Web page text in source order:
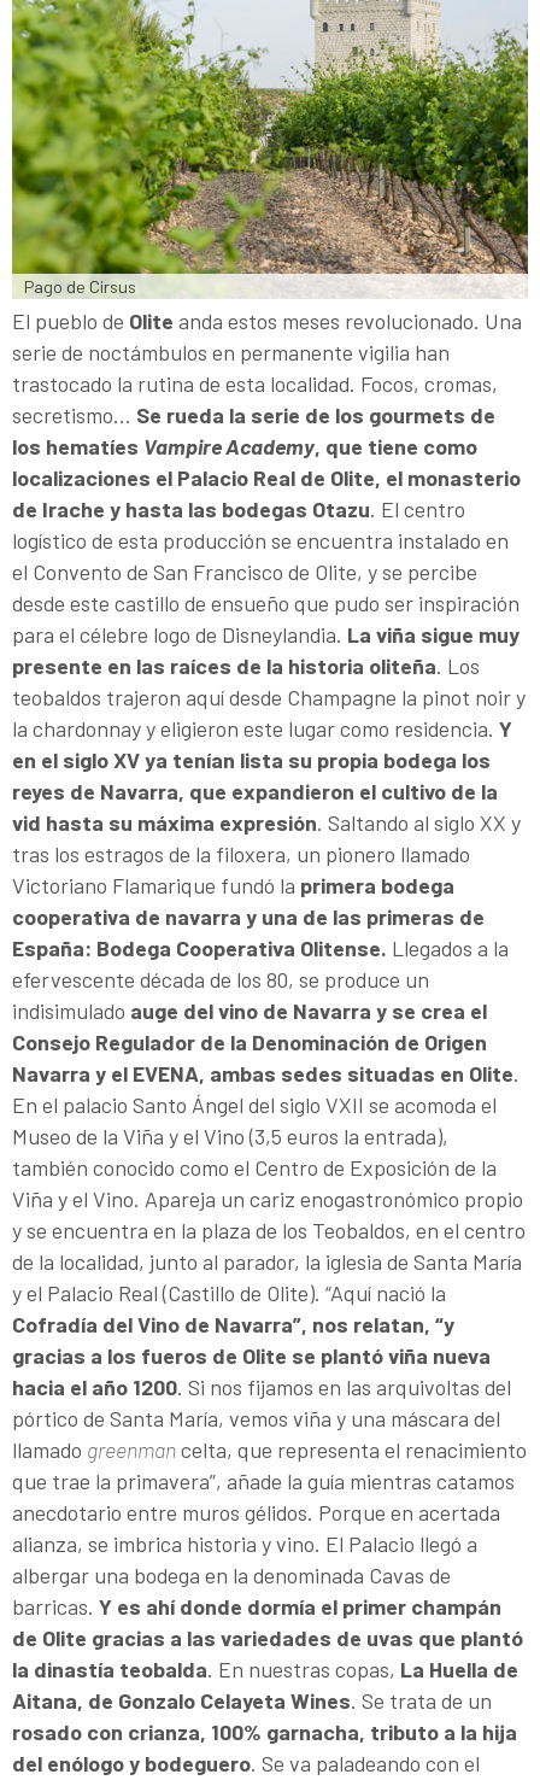
Pago de Cirsus
El pueblo de Olite anda estos meses revolucionado. Una
serie de noctámbulos en permanente vigilia han
trastocado la rutina de esta localidad. Focos, cromas,
secretismo... Se rueda la serie de los gourmets de
los hematíes Vampire Academy, que tiene como
localizaciones el Palacio Real de Olite, el monasterio
de Irache y hasta las bodegas Otazu. El centro
logístico de esta producción se encuentra instalado en
el Convento de San Francisco de Olite, y se percibe
desde este castillo de ensueño que pudo ser inspiración
para el célebre logo de Disneylandia. La viña sigue muy
presente en las raíces de la historia oliteña. Los
teobaldos trajeron aquí desde Champagne la pinot noir y
la chardonnay y eligieron este lugar como residencia. Y
en el siglo XV ya tenían lista su propia bodega los
reyes de Navarra, que expandieron el cultivo de la
vid hasta su máxima expresión. Saltando al siglo XX y
tras los estragos de la filoxera, un pionero llamado
Victoriano Flamarique fundó la primera bodega
cooperativa de navarra y una de las primeras de
España: Bodega Cooperativa Olitense. Llegados a la
efervescente década de los 80, se produce un
indisimulado auge del vino de Navarra y se crea el
Consejo Regulador de la Denominación de Origen
Navarra y el EVENA, ambas sedes situadas en Olite.
En el palacio Santo Ángel del siglo VXII se acomoda el
Museo de la Viña y el Vino (3,5 euros la entrada),
también conocido como el Centro de Exposición de la
Viña y el Vino. Apareja un cariz enogastronómico propio
y se encuentra en la plaza de los Teobaldos, en el centro
de la localidad, junto al parador, la iglesia de Santa María
y el Palacio Real (Castillo de Olite). “Aquí nació la
Cofradía del Vino de Navarra”, nos relatan, “y
gracias a los fueros de Olite se plantó viña nueva
hacia el año 1200. Si nos fijamos en las arquivoltas del
pórtico de Santa María, vemos viña y una máscara del
llamado greenmancelta, que representa el renacimiento
que trae la primavera”, añade la guía mientras catamos
anecdotario entre muros gélidos. Porque en acertada
alianza, se imbrica historia y vino. El Palacio llegó a
albergar una bodega en la denominada Cavas de
barricas. Y es ahí donde dormía el primer champán
de Olite gracias a las variedades de uvas que plantó
la dinastía teobalda. En nuestras copas, La Huella de
Aitana, de Gonzalo Celayeta Wines. Se trata de un
rosado con crianza, 100% garnacha, tributo a la hija
del enólogo y bodeguero. Se va paladeando con el